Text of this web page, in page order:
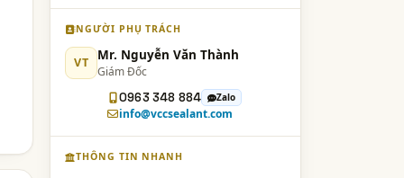
NGƯỜI PHỤ TRÁCH
VT Mr. Nguyễn Văn Thành
Giám Đốc
0963 348 884
Zalo
info@vccsealant.com
THÔNG TIN NHANH